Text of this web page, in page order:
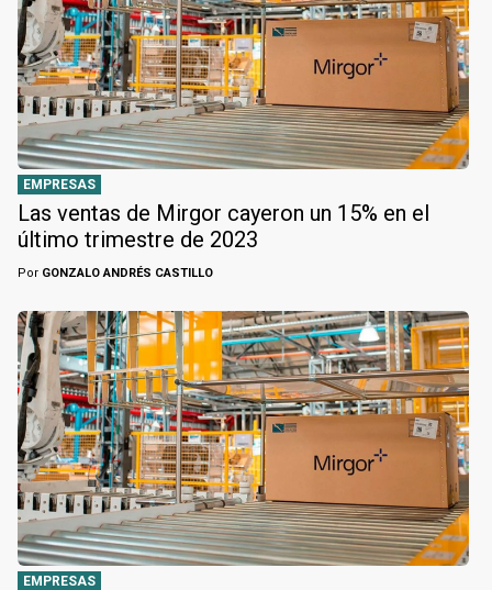
EMPRESAS
Las ventas de Mirgor cayeron un 15% en el
último trimestre de 2023
Por GONZALO ANDRÉS CASTILLO
EMPRESAS